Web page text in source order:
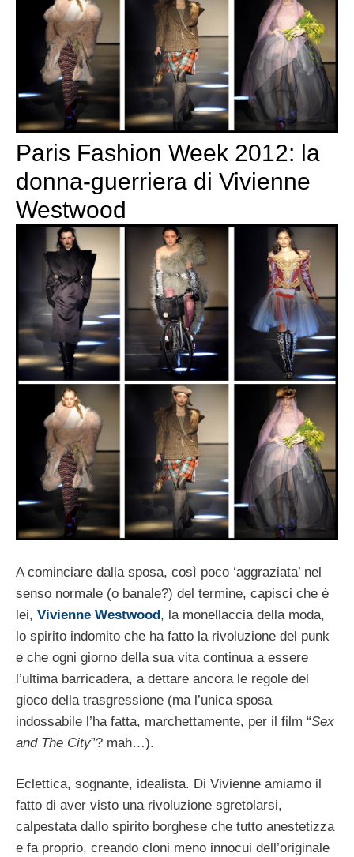
Paris Fashion Week 2012: la
donna-guerriera di Vivienne
Westwood
A cominciare dalla sposa, così poco ‘aggraziata’ nel
senso normale (o banale?) del termine, capisci che è
lei, Vivienne Westwood, la monellaccia della moda,
lo spirito indomito che ha fatto la rivoluzione del punk
e che ogni giorno della sua vita continua a essere
l’ultima barricadera, a dettare ancora le regole del
gioco della trasgressione (ma l’unica sposa
indossabile l’ha fatta, marchettamente, per il film “Sex
and The City”? mah…).
Eclettica, sognante, idealista. Di Vivienne amiamo il
fatto di aver visto una rivoluzione sgretolarsi,
calpestata dallo spirito borghese che tutto anestetizza
e fa proprio, creando cloni meno innocui dell’originale